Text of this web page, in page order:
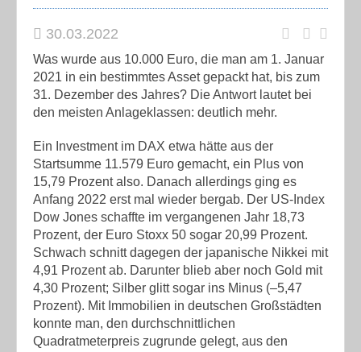
30.03.2022
Was wurde aus 10.000 Euro, die man am 1. Januar
2021 in ein bestimmtes Asset gepackt hat, bis zum
31. Dezember des Jahres? Die Antwort lautet bei
den meisten Anlageklassen: deutlich mehr.
Ein Investment im DAX etwa hätte aus der
Startsumme 11.579 Euro gemacht, ein Plus von
15,79 Prozent also. Danach allerdings ging es
Anfang 2022 erst mal wieder bergab. Der US-Index
Dow Jones schaffte im vergangenen Jahr 18,73
Prozent, der Euro Stoxx 50 sogar 20,99 Prozent.
Schwach schnitt dagegen der japanische Nikkei mit
4,91 Prozent ab. Darunter blieb aber noch Gold mit
4,30 Prozent; Silber glitt sogar ins Minus (–5,47
Prozent). Mit Immobilien in deutschen Großstädten
konnte man, den durchschnittlichen
Quadratmeterpreis zugrunde gelegt, aus den